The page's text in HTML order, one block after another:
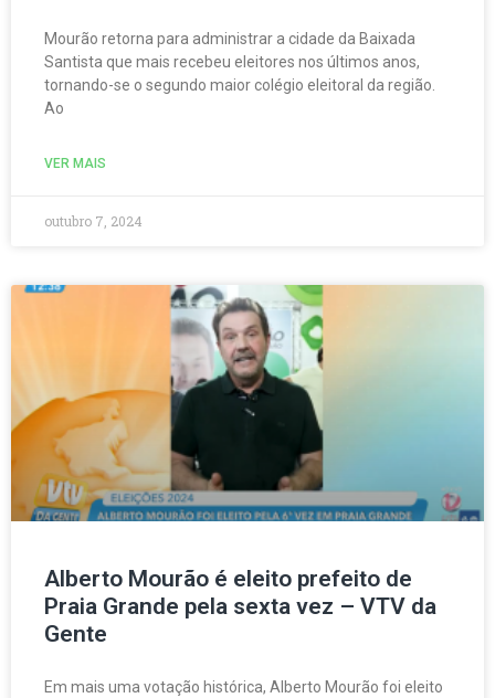
Mourão retorna para administrar a cidade da Baixada
Santista que mais recebeu eleitores nos últimos anos,
tornando-se o segundo maior colégio eleitoral da região.
Ao
VER MAIS
outubro 7, 2024
Alberto Mourão é eleito prefeito de
Praia Grande pela sexta vez – VTV da
Gente
Em mais uma votação histórica, Alberto Mourão foi eleito